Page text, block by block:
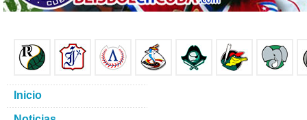
Inicio